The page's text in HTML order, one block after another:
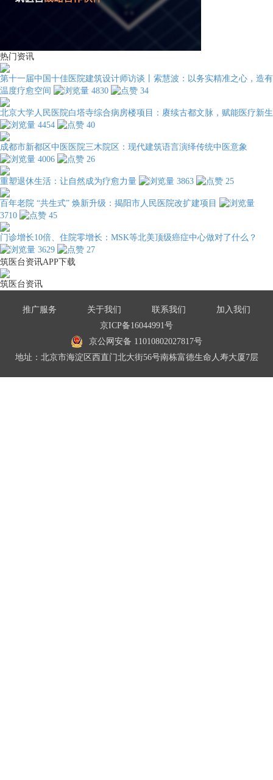
热门资讯
第十一届中国十佳医院建筑设计师访谈丨索慧波：以务实精准之心，造有
温度疗愈空间
4830 34
北京大学人民医院白塔寺综合病房楼项目：赓续古都文脉，赋能医疗新生
4454
40
成都市新都区中医医院三木院区：现代建筑语言演绎传统中医意象
4006
26
重塑退休生活：让自然成为疗愈力量 3863 25
百年老院 “共生式” 焕新升级：揭阳市人民医院改扩建项目
3710
45
门诊增长10倍、住院零增长：MSK等北美顶级癌症中心做对了什么？
3629
27
筑医台资讯APP下载
筑医台资讯
推广服务 关于我们 联系我们
加入我们
京ICP备16044991号
京公网安备 11010802027817号
地址：北京市海淀区西直门北大街56号南栋富德生命人寿大厦7层